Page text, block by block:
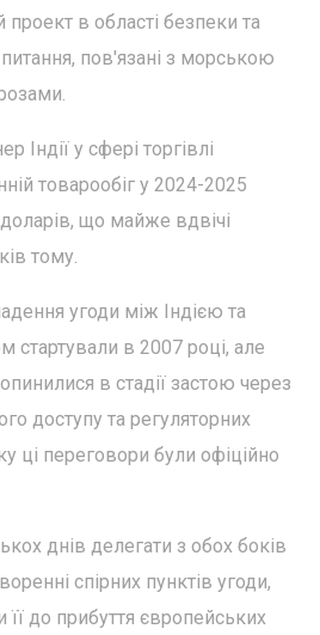
в області безпеки та
пов'язані з морською
Індії у сфері торгівлі
товарообіг у 2024-2025
що майже вдвічі
тому.
угоди між Індією та
в 2007 році, але
в стадії застою через
доступу та регуляторних
ці переговори були офіційно
днів делегати з обох боків
спірних пунктів угоди,
її до прибуття європейських